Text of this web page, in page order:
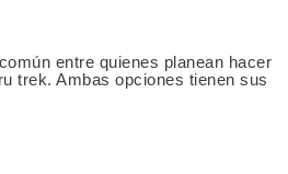
entre quienes planean hacer
trek. Ambas opciones tienen sus